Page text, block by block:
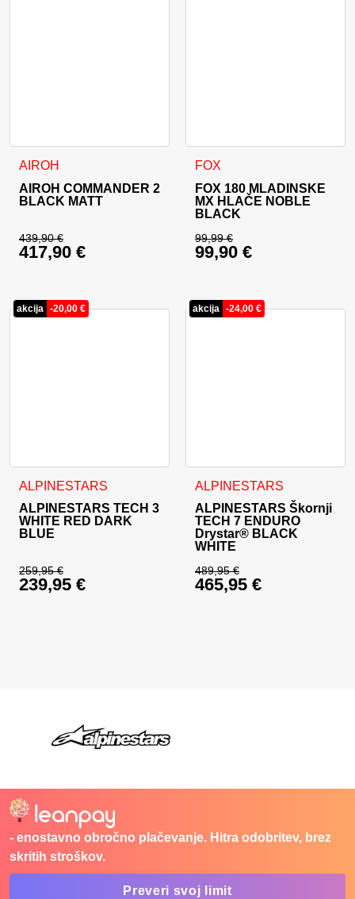
AIROH
AIROH COMMANDER 2
BLACK MATT
439,90€
Izvirna cena je bila: 439,90 €.
417,90 €
Ta izdelek ima več različic. Možnosti lahko izberete na
FOX
FOX 180 MLADINSKE
MX HLAČE NOBLE
BLACK
99,99€
Izvirna cena je bila:
99,90 €
Ta izdelek ima več različic.
akcija -20,00 €
ALPINESTARS
ALPINESTARS TECH 3
WHITE RED DARK
BLUE
259,95€
Izvirna cena je bila: 259,95 €.
239,95 €
Ta izdelek ima več različic. Možnosti lahko izberete na
akcija -24,00 €
ALPINESTARS
ALPINESTARS Škornji
TECH 7 ENDURO
Drystar® BLACK
WHITE
489,95€
Izvirna cena je bila:
465,95 €
Ta izdelek ima več različic.
- enostavno obročno plačevanje. Hitra odobritev, brez
skritih stroškov.
Preveri svoj limit